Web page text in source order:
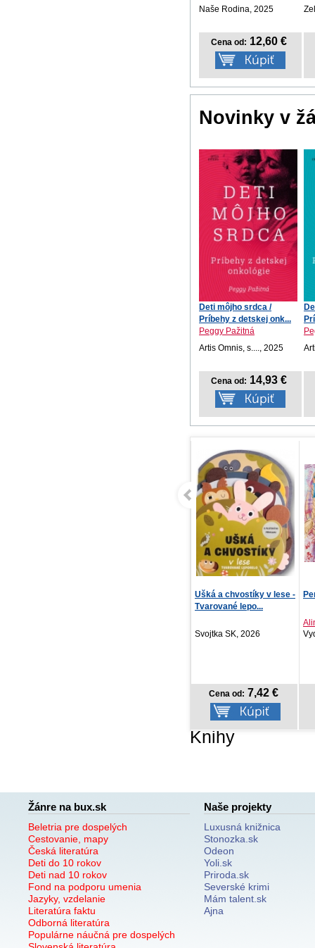
Naše Rodina, 2025
Cena od: 12,60 €
Novinky v
Deti môjho srdca /
Príbehy z detskej onk...
Peggy Pažitná
Artis Omnis, s...., 2025
Cena od: 14,93 €
Ušká a chvostíky v lese -
Tvarované lepo...
Svojtka SK, 2026
Cena od: 7,42 €
Knihy
Žánre na bux.sk
Beletria pre dospelých
Cestovanie, mapy
Česká literatúra
Deti do 10 rokov
Deti nad 10 rokov
Fond na podporu umenia
Jazyky, vzdelanie
Literatúra faktu
Odborná literatúra
Populárne náučná pre dospelých
Naše projekty
Luxusná knižnica
Stonozka.sk
Odeon
Yoli.sk
Priroda.sk
Severské krimi
Mám talent.sk
Ajna